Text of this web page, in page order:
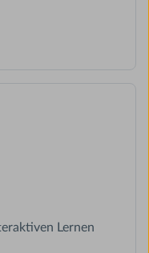
Lernen